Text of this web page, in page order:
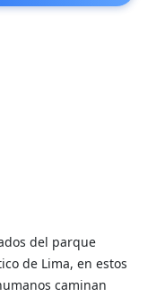
del parque
de Lima, en estos
caminan